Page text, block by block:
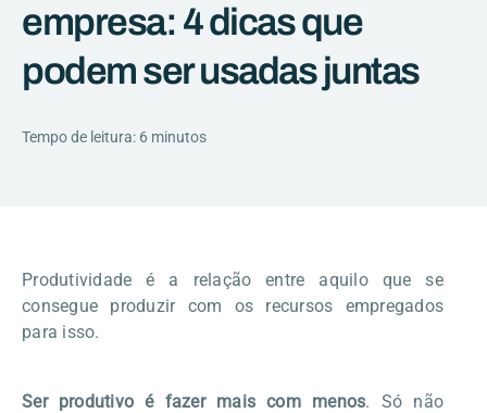
empresa: 4 dicas que
podem ser usadas juntas
Tempo de leitura: 6 minutos
Produtividade é a relação entre aquilo que se
consegue produzir com os recursos empregados
para isso.
Ser produtivo é fazer mais com menos. Só não